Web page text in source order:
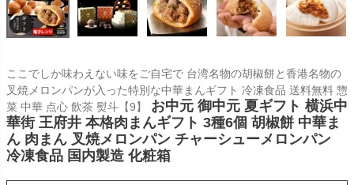
ここでしか味わえない味をご自宅で 台湾名物の胡椒餅と香港名物の
叉焼メロンパンが入った特別な中華まんギフト 冷凍食品 送料無料 惣
菜 中華 点心 飲茶 熨斗【9】
お中元 御中元 夏ギフト 横浜中
華街 王府井 本格肉まんギフト 3種6個 胡椒餅 中華ま
ん 肉まん 叉焼メロンパン チャーシューメロンパン
冷凍食品 国内製造 化粧箱